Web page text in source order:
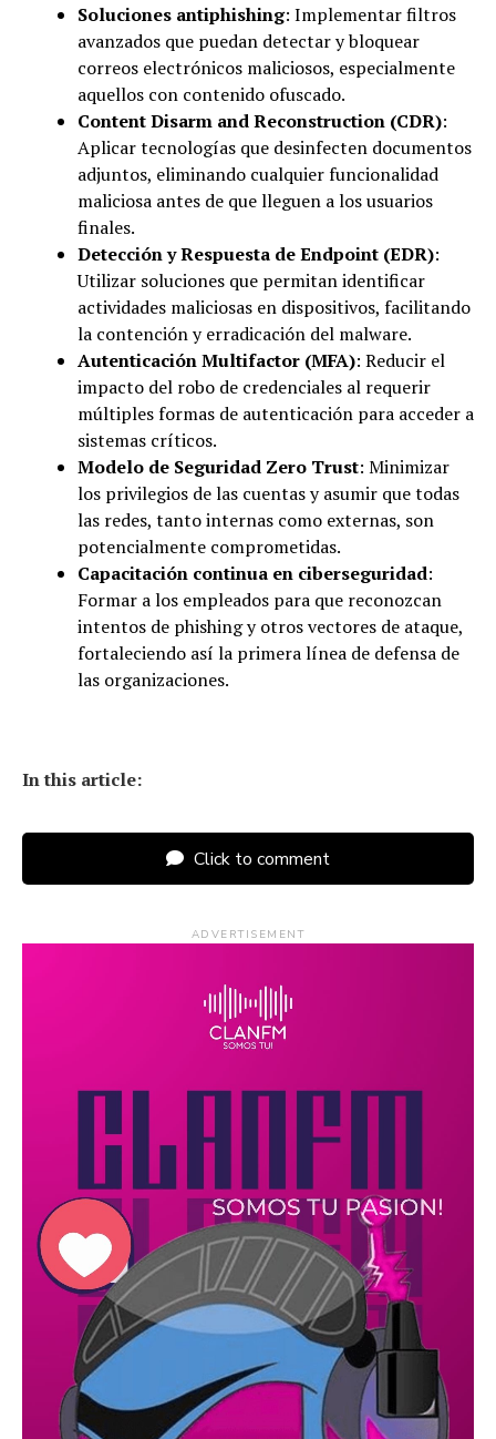
Soluciones antiphishing: Implementar filtros
avanzados que puedan detectar y bloquear
correos electrónicos maliciosos, especialmente
aquellos con contenido ofuscado.
Content Disarm and Reconstruction (CDR):
Aplicar tecnologías que desinfecten documentos
adjuntos, eliminando cualquier funcionalidad
maliciosa antes de que lleguen a los usuarios
finales.
Detección y Respuesta de Endpoint (EDR):
Utilizar soluciones que permitan identificar
actividades maliciosas en dispositivos, facilitando
la contención y erradicación del malware.
Autenticación Multifactor (MFA): Reducir el
impacto del robo de credenciales al requerir
múltiples formas de autenticación para acceder a
sistemas críticos.
Modelo de Seguridad Zero Trust: Minimizar
los privilegios de las cuentas y asumir que todas
las redes, tanto internas como externas, son
potencialmente comprometidas.
Capacitación continua en ciberseguridad:
Formar a los empleados para que reconozcan
intentos de phishing y otros vectores de ataque,
fortaleciendo así la primera línea de defensa de
las organizaciones.
In this article:
Click to comment
ADVERTISEMENT